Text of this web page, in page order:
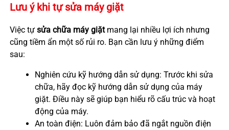
Lưu ý khi tự sửa máy giặt
Việc tự sửa chữa máy giặtmang lại nhiều lợi ích nhưng
cũng tiềm ẩn một số rủi ro. Bạn cần lưu ý những điểm
sau:
Nghiên cứu kỹ hướng dẫn sử dụng: Trước khi sửa
chữa, hãy đọc kỹ hướng dẫn sử dụng của máy
giặt. Điều này sẽ giúp bạn hiểu rõ cấu trúc và hoạt
động của máy.
An toàn điện: Luôn đảm bảo đã ngắt nguồn điện